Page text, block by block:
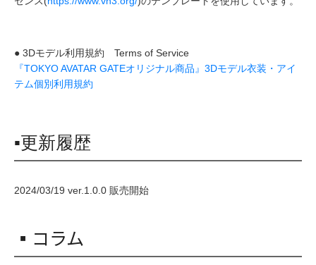
● 3Dモデル利用規約 Terms of Service
『TOKYO AVATAR GATEオリジナル商品』3Dモデル衣装・アイ
テム個別利用規約
▪更新履歴
2024/03/19 ver.1.0.0 販売開始
▪コラム